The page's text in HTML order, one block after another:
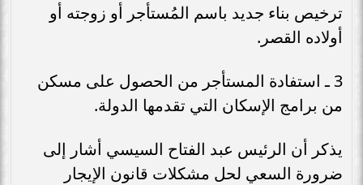
ترخيص بناء جديد باسم المُستأجر أو زوجته أو
أولاده القصر.
3 ـ استفادة المستأجر من الحصول على مسكن
من برامج الإسكان التي تقدمها الدولة.
يذكر أن الرئيس عبد الفتاح السيسي أشار إلى
ضرورة السعي لحل مشكلات قانون الإيجار